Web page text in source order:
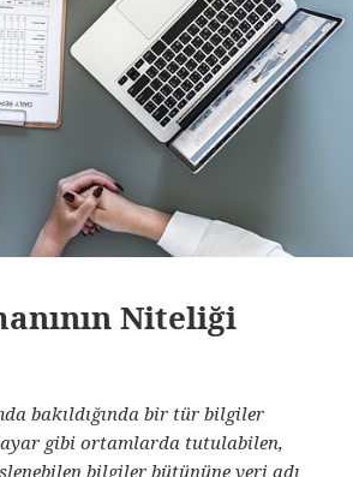
Niteliği
bakıldığında bir tür bilgiler
gibi ortamlarda tutulabilen,
bilgiler bütününe veri adı